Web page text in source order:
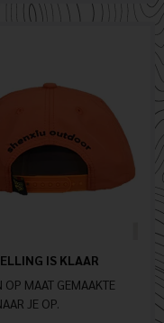
IS KLAAR
MAAT GEMAAKTE
JE OP.